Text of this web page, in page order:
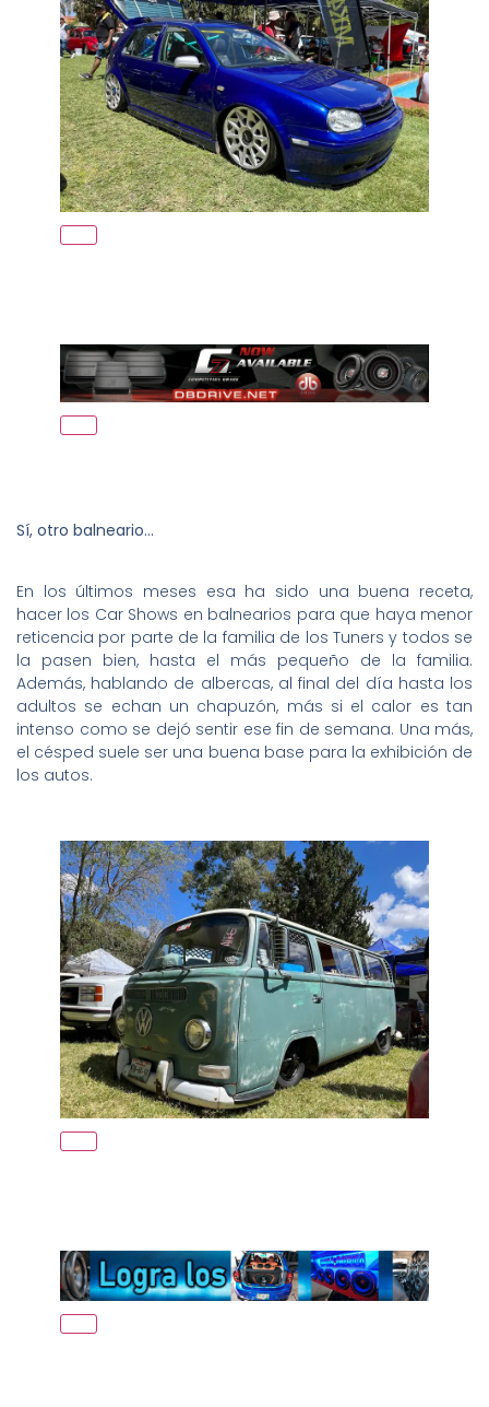
Sí, otro balneario…
En los últimos meses esa ha sido una buena receta,
hacer los Car Shows en balnearios para que haya menor
reticencia por parte de la familia de los Tuners y todos se
la pasen bien, hasta el más pequeño de la familia.
Además, hablando de albercas, al final del día hasta los
adultos se echan un chapuzón, más si el calor es tan
intenso como se dejó sentir ese fin de semana. Una más,
el césped suele ser una buena base para la exhibición de
los autos.